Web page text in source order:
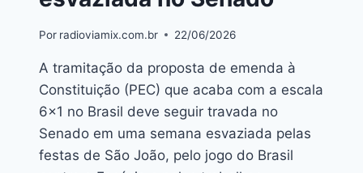
Por radioviamix.com.br 22/06/2026
A tramitação da proposta de emenda à
Constituição (PEC) que acaba com a escala
6×1 no Brasil deve seguir travada no
Senado em uma semana esvaziada pelas
festas de São João, pelo jogo do Brasil